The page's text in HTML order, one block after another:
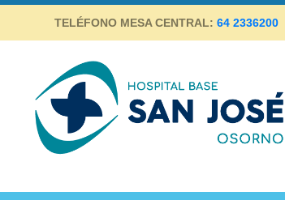
Skip
TELÉFONO MESA CENTRAL: 64 2336200
SALUD DE CALIDAD Y ALTA COMPLEJIDAD PARA LA